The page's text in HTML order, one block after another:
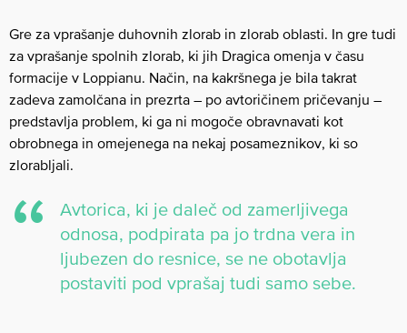
Gre za vprašanje duhovnih zlorab in zlorab oblasti. In gre tudi
za vprašanje spolnih zlorab, ki jih Dragica omenja v času
formacije v Loppianu. Način, na kakršnega je bila takrat
zadeva zamolčana in prezrta – po avtoričinem pričevanju –
predstavlja problem, ki ga ni mogoče obravnavati kot
obrobnega in omejenega na nekaj posameznikov, ki so
zlorabljali.
Avtorica, ki je daleč od zamerljivega
odnosa, podpirata pa jo trdna vera in
ljubezen do resnice, se ne obotavlja
postaviti pod vprašaj tudi samo sebe.